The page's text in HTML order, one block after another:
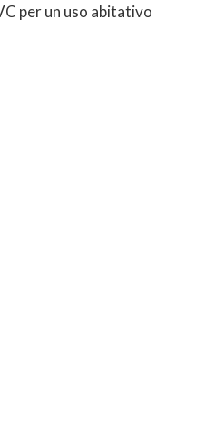
per un uso abitativo